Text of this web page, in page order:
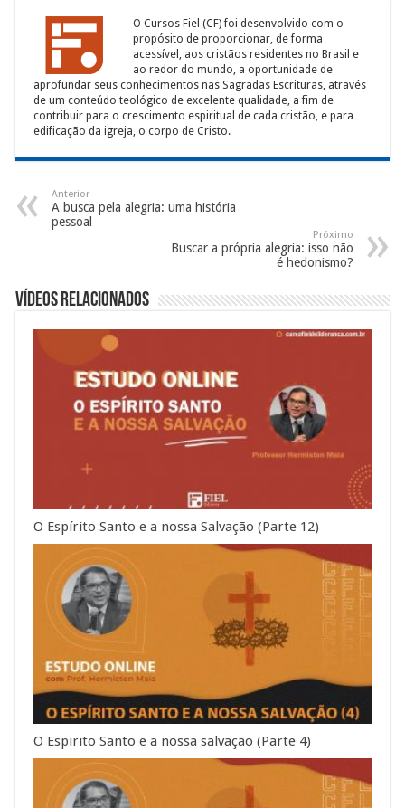
O Cursos Fiel (CF) foi desenvolvido com o
propósito de proporcionar, de forma
acessível, aos cristãos residentes no Brasil e
ao redor do mundo, a oportunidade de
aprofundar seus conhecimentos nas Sagradas Escrituras, através
de um conteúdo teológico de excelente qualidade, a fim de
contribuir para o crescimento espiritual de cada cristão, e para
edificação da igreja, o corpo de Cristo.
Anterior
A busca pela alegria: uma história
pessoal
Próximo
Buscar a própria alegria: isso não
é hedonismo?
Vídeos Relacionados
O Espírito Santo e a nossa Salvação (Parte 12)
O Espirito Santo e a nossa salvação (Parte 4)